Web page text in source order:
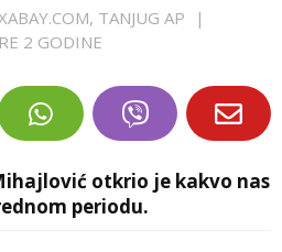
TANJUG AP
|
2 GODINE
otkrio je kakvo nas
periodu.